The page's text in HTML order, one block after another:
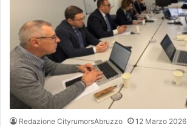
Redazione CityrumorsAbruzzo 12 Marzo 2026